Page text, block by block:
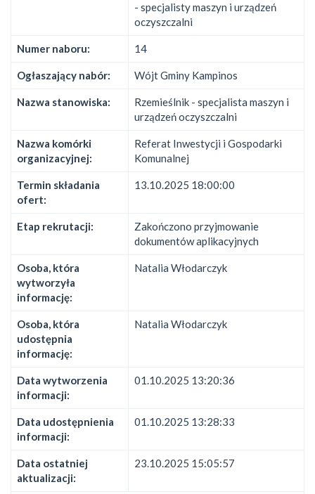
- specjalisty maszyn i urządzeń
oczyszczalni
Numer naboru: 14
Ogłaszający nabór: Wójt Gminy Kampinos
Nazwa stanowiska:
Rzemieślnik - specjalista maszyn i
urządzeń oczyszczalni
Nazwa komórki
organizacyjnej:
Referat Inwestycji i Gospodarki
Komunalnej
Termin składania
ofert:
13.10.2025 18:00:00
Etap rekrutacji:
Zakończono przyjmowanie
dokumentów aplikacyjnych
Osoba, która
wytworzyła
informację:
Natalia Włodarczyk
Osoba, która
udostępnia
informację:
Natalia Włodarczyk
Data wytworzenia
informacji:
01.10.2025 13:20:36
Data udostępnienia
informacji:
01.10.2025 13:28:33
Data ostatniej
aktualizacji:
23.10.2025 15:05:57